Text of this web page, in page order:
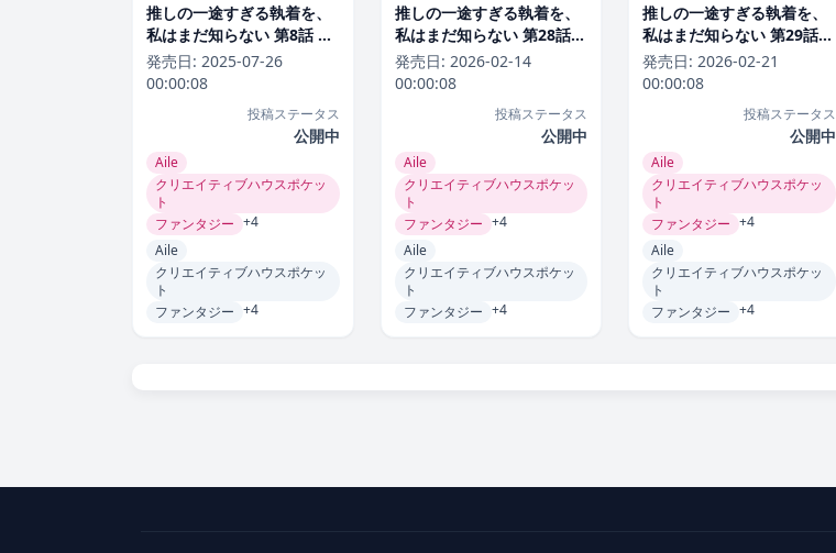
推しの一途すぎる執着を、
私はまだ知らない 第8話 ラ
ブコメ
発売日: 2025-07-26
00:00:08
投稿ステータス
公開中
Aile
クリエイティブハウスポケッ
ト
ファンタジー +4
Aile
クリエイティブハウスポケッ
ト
ファンタジー +4
推しの一途すぎる執着を、
私はまだ知らない 第28話
ラブコメ
発売日: 2026-02-14
00:00:08
投稿ステータス
公開中
Aile
クリエイティブハウスポケッ
ト
ファンタジー +4
Aile
クリエイティブハウスポケッ
ト
ファンタジー +4
推しの一途すぎる執着を、
私はまだ知らない 第29話
ラブコメ
発売日: 2026-02-21
00:00:08
投稿ステータス
公開中
Aile
クリエイティブハウスポケッ
ト
ファンタジー +4
Aile
クリエイティブハウスポケッ
ト
ファンタジー +4